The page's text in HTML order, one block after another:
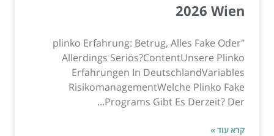
2026 Wien
"plinko Erfahrung: Betrug, Alles Fake Oder
Allerdings Seriös?ContentUnsere Plinko
Erfahrungen In DeutschlandVariables
RisikomanagementWelche Plinko Fake
Programs Gibt Es Derzeit? Der...
קרא עוד »